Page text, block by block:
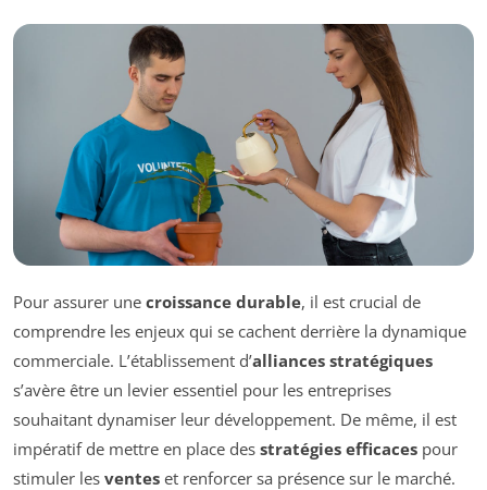
Pour assurer une croissance durable, il est crucial de
comprendre les enjeux qui se cachent derrière la dynamique
commerciale. L’établissement d’alliances stratégiques
s’avère être un levier essentiel pour les entreprises
souhaitant dynamiser leur développement. De même, il est
impératif de mettre en place des stratégies efficaces pour
stimuler les ventes et renforcer sa présence sur le marché.